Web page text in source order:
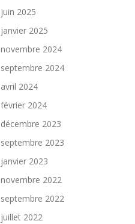
juin 2025
janvier 2025
novembre 2024
septembre 2024
avril 2024
février 2024
décembre 2023
septembre 2023
janvier 2023
novembre 2022
septembre 2022
juillet 2022